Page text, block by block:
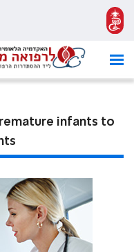
infants to